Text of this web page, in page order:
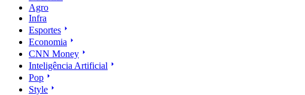
Agro
Infra
Esportes
Economia
CNN Money
Inteligência Artificial
Pop
Style